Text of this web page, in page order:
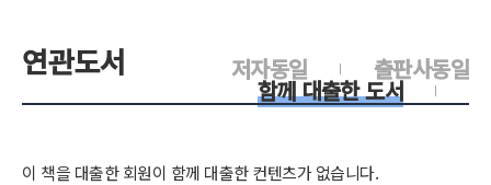
연관도서 출판사동일
저자동일
함께 대출한 도서
이 책을 대출한 회원이 함께 대출한 컨텐츠가 없습니다.